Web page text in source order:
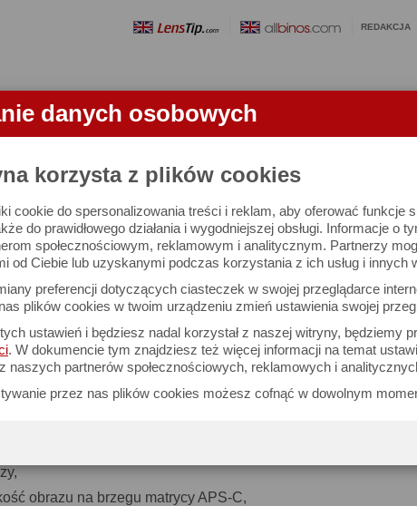
danych osobowych
korzysta z plików cookies
cookie do spersonalizowania treści i reklam, aby oferować funkcje
do prawidłowego działania i wygodniejszej obsługi. Informacje o
społecznościowym, reklamowym i analitycznym. Partnerzy
od Ciebie lub uzyskanymi podczas korzystania z ich usług i innych
preferencji dotyczących ciasteczek w swojej przeglądarce
plików cookies w twoim urządzeniu zmień ustawienia swojej
ustawień i będziesz nadal korzystał z naszej witryny, będziemy
. W dokumencie tym znajdziesz też więcej informacji na temat
naszych partnerów społecznościowych, reklamowych i
przez nas plików cookies możesz cofnąć w dowolnym
REDAKCJA
APARATY OBIEKTYWY LORNETKI
85 mm f/1.4 FF STM - test obiektywu
Komentarze: 237
obrazu na brzegu matrycy APS-C,